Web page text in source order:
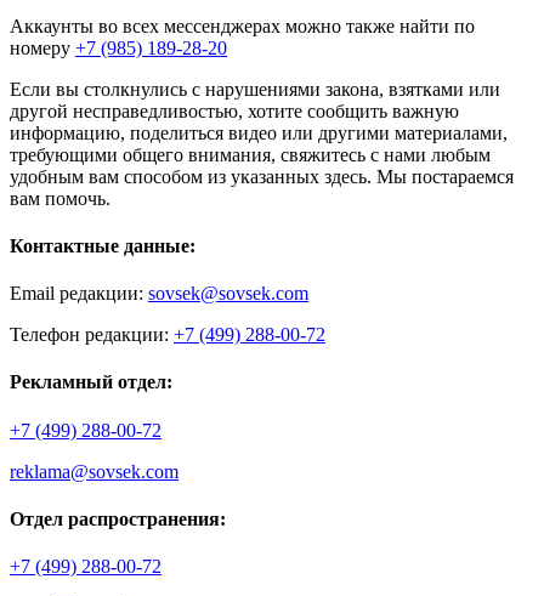
Аккаунты во всех мессенджерах можно также найти по
номеру +7 (985) 189-28-20
Если вы столкнулись с нарушениями закона, взятками или
другой несправедливостью, хотите сообщить важную
информацию, поделиться видео или другими материалами,
требующими общего внимания, свяжитесь с нами любым
удобным вам способом из указанных здесь. Мы постараемся
вам помочь.
Контактные данные:
Email редакции: sovsek@sovsek.com
Телефон редакции: +7 (499) 288-00-72
Рекламный отдел:
+7 (499) 288-00-72
reklama@sovsek.com
Отдел распространения:
+7 (499) 288-00-72